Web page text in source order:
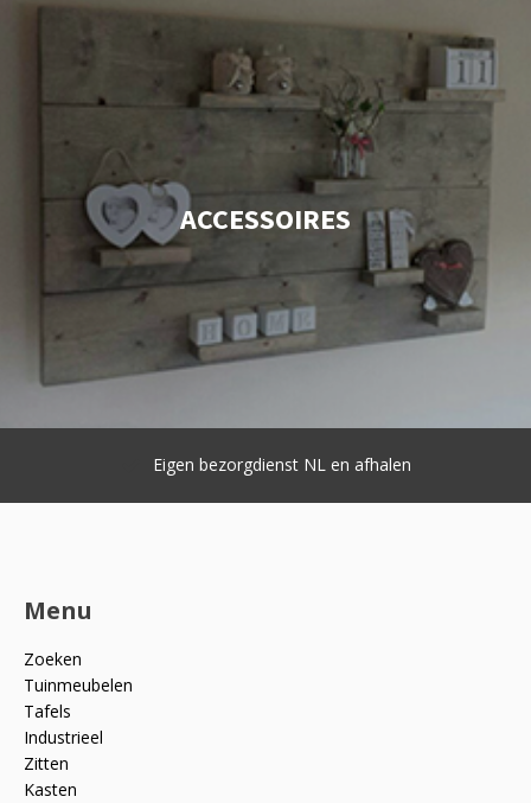
ACCESSOIRES
Eigen bezorgdienst NL en afhalen
Menu
Zoeken
Tuinmeubelen
Tafels
Industrieel
Zitten
Kasten